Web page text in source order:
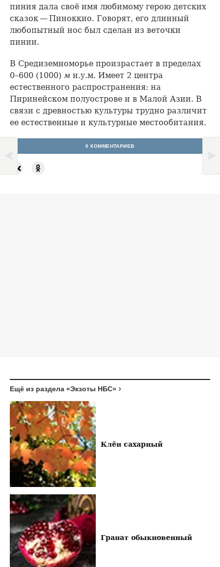
пиния дала своё имя любимому герою детских
сказок — Пиноккио. Говорят, его длинный
любопытный нос был сделан из веточки
пинии.
В Средиземноморье произрастает в пределах
0–600 (1000) м н.у.м. Имеет 2 центра
естественного распространения: на
Пиринейском полуострове и в Малой Азии. В
связи с древностью культуры трудно различит
ее естественные и культурные местообитания.
0 КОММЕНТАРИЕВ
Ещё из раздела «Экзоты НБС»
Клён сахарный
Гранат обыкновенный